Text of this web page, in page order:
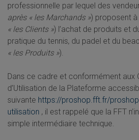
professionnelle par lequel des
après « les Marchands ») proposent
« les Clients ») l’achat de produits et
pratique du tennis, du padel et du
« les Produits »).
Dans ce cadre et conformément aux
d’Utilisation de la Plateforme
suivante https://proshop.fft.fr/
utilisation , il est rappelé que la FFT
simple intermédiaire technique.